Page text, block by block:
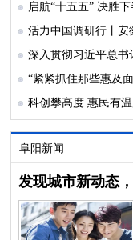
启航“十五五” 决胜
活力中国调研行丨安
深入贯彻习近平总
“紧紧抓住那些惠及
科创攀高度 惠民有
阜阳新闻
发现城市新动态